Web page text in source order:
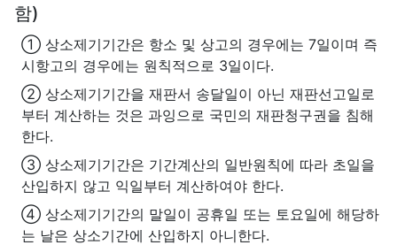
함)
① 상소제기기간은 항소 및 상고의 경우에는 7일이며 즉
시항고의 경우에는 원칙적으로 3일이다.
② 상소제기기간을 재판서 송달일이 아닌 재판선고일로
부터 계산하는 것은 과잉으로 국민의 재판청구권을 침해
한다.
③ 상소제기기간은 기간계산의 일반원칙에 따라 초일을
산입하지 않고 익일부터 계산하여야 한다.
④ 상소제기기간의 말일이 공휴일 또는 토요일에 해당하
는 날은 상소기간에 산입하지 아니한다.